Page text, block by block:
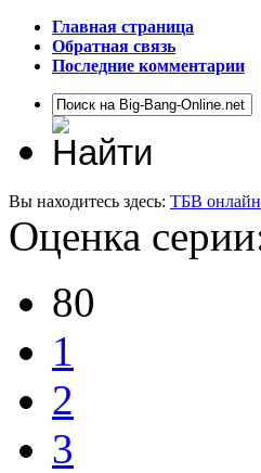
Главная страница
Обратная связь
Последние комментарии
Вы находитесь здесь: ТБВ онлайн
Оценка
80
1
2
3